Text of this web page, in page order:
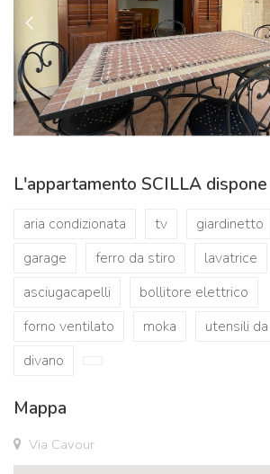
L'appartamento SCILLA
aria condizionata tv giardinetto
garage
ferro da stiro
lavatrice
asciugacapelli
bollitore elettrico
forno ventilato
moka
utensili
divano
Mappa
Via Cavour